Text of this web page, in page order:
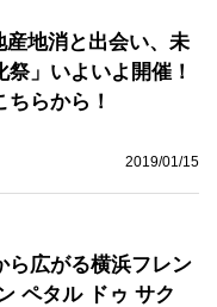
産地消と出会い、未
」いよいよ開催！
らから！
2019/01/15
ら広がる横浜フレン
ペタル ドゥ サク